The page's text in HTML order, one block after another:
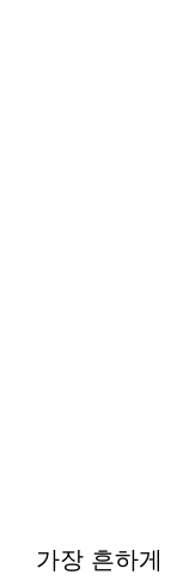
가장 흔하